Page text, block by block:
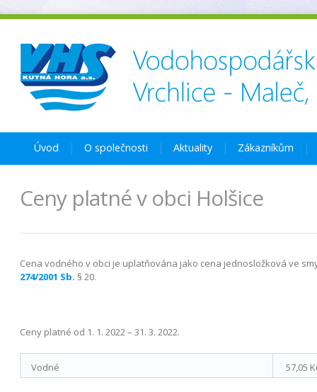
Úvod O společnosti Aktuality Zákazníkům
Ceny platné v obci Holšice
Cena vodného v obci je uplatňována jako cena jednosložková ve
274/2001 Sb. § 20.
Ceny platné od 1. 1. 2022 – 31. 3. 2022.
Vodné 57,05